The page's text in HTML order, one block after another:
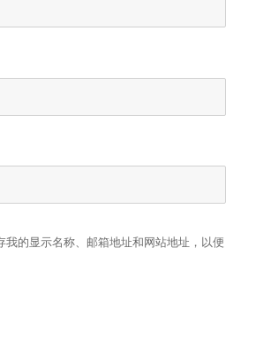
我的显示名称、邮箱地址和网站地址，以便